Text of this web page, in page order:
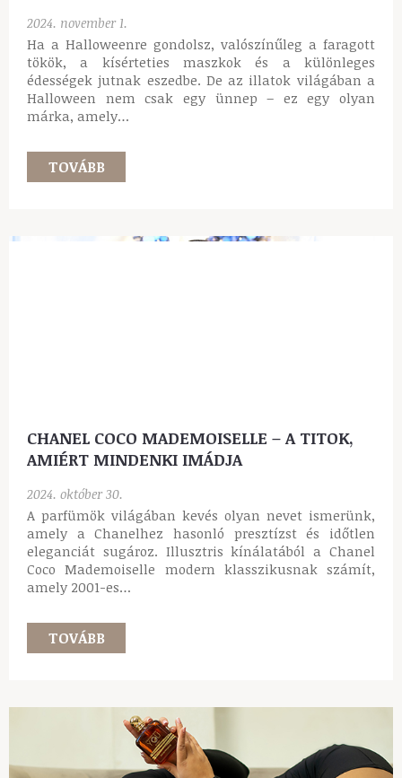
2024. november 1.
Ha a Halloweenre gondolsz, valószínűleg a faragott
tökök, a kísérteties maszkok és a különleges
édességek jutnak eszedbe. De az illatok világában a
Halloween nem csak egy ünnep – ez egy olyan
márka, amely…
TOVÁBB
CHANEL COCO MADEMOISELLE – A TITOK,
AMIÉRT MINDENKI IMÁDJA
2024. október 30.
A parfümök világában kevés olyan nevet ismerünk,
amely a Chanelhez hasonló presztízst és időtlen
eleganciát sugároz. Illusztris kínálatából a Chanel
Coco Mademoiselle modern klasszikusnak számít,
amely 2001-es…
TOVÁBB